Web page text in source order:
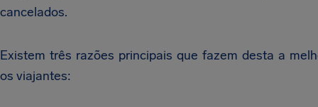
cancelados.
Existem três razões principais que fazem desta a
os viajantes: